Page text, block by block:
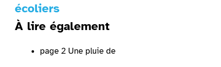
écoliers
À lire également
page 2 Une pluie de